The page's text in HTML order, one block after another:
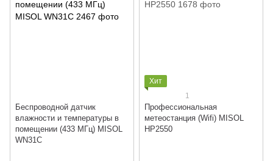
Беспроводной датчик
влажности и температуры в
помещении (433 МГц) MISOL
WN31C
Хит
1
Профессиональная
метеостанция (Wifi) MISOL
HP2550